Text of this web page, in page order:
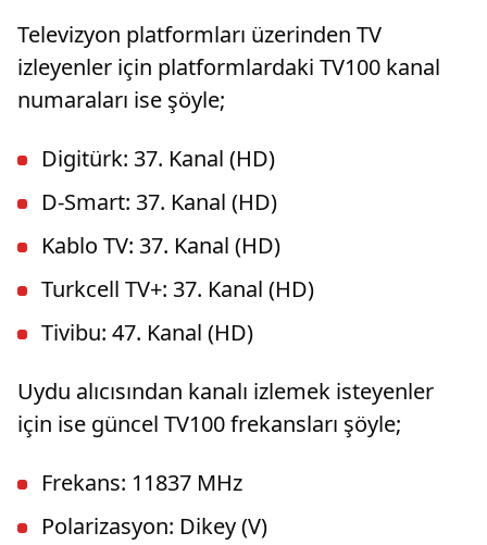
Televizyon platformları üzerinden TV
izleyenler için platformlardaki TV100 kanal
numaraları ise şöyle;
Digitürk: 37. Kanal (HD)
D-Smart: 37. Kanal (HD)
Kablo TV: 37. Kanal (HD)
Turkcell TV+: 37. Kanal (HD)
Tivibu: 47. Kanal (HD)
Uydu alıcısından kanalı izlemek isteyenler
için ise güncel TV100 frekansları şöyle;
Frekans: 11837 MHz
Polarizasyon: Dikey (V)